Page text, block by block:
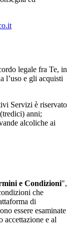
legale fra Te, in
l’uso e gli acquisti
Servizi è riservato
anni;
alcoliche ai
e Condizioni",
che
di
essere esaminate
accettazione e al